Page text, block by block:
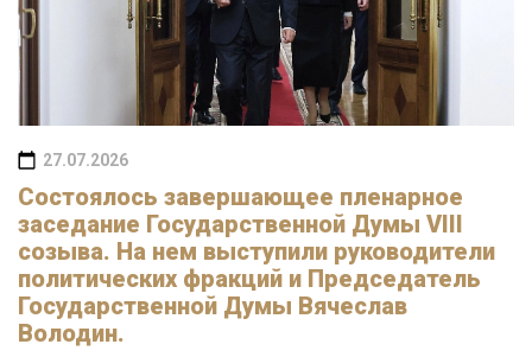
27.07.2026
Состоялось завершающее пленарное
заседание Государственной Думы VIII
созыва. На нем выступили руководители
политических фракций и Председатель
Государственной Думы Вячеслав
Володин.